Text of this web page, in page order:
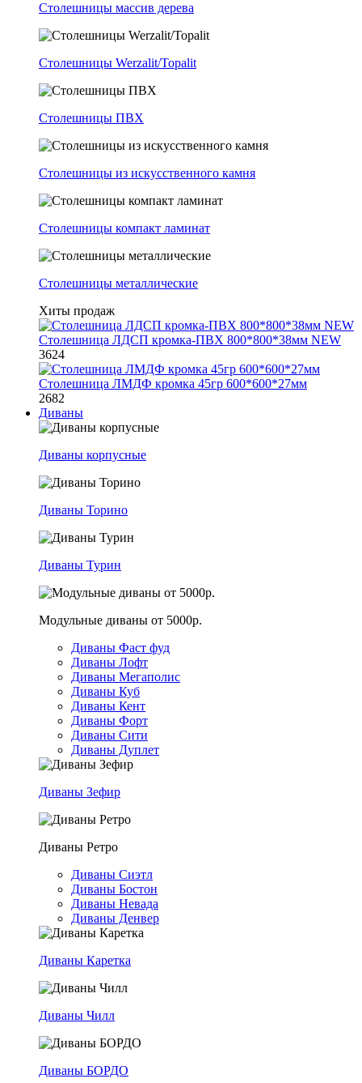
Столешницы массив дерева
Столешницы Werzalit/Topalit
Столешницы ПВХ
Столешницы из искусственного камня
Столешницы компакт ламинат
Столешницы металлические
Хиты продаж
Столешница ЛДСП кромка-ПВХ 800*800*38мм NEW
3624
Столешница ЛМДФ кромка 45гр 600*600*27мм
2682
Диваны
Диваны корпусные
Диваны Торино
Диваны Турин
Модульные диваны от 5000р.
Диваны Фаст фуд
Диваны Лофт
Диваны Мегаполис
Диваны Куб
Диваны Кент
Диваны Форт
Диваны Сити
Диваны Дуплет
Диваны Зефир
Диваны Ретро
Диваны Сиэтл
Диваны Бостон
Диваны Невада
Диваны Денвер
Диваны Каретка
Диваны Чилл
Диваны БОРДО